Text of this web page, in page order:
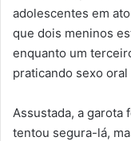
adolescentes em
que dois meninos
enquanto um
praticando sexo
Assustada, a garota
tentou segura-lá,